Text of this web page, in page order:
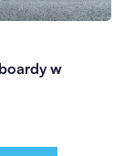
w